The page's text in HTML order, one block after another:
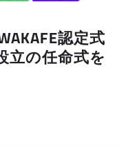
認定式
立の任命式を